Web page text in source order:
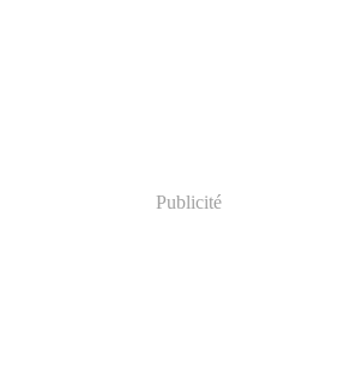
Publicité